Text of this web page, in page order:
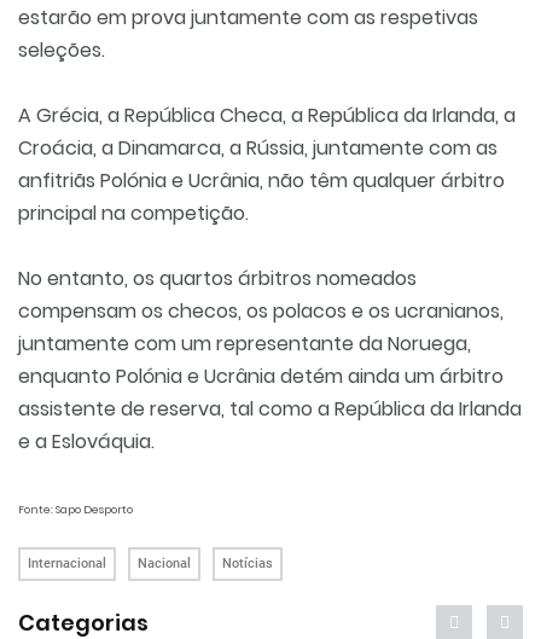
estarão em prova juntamente com as respetivas
seleções.
A Grécia, a República Checa, a República da Irlanda, a
Croácia, a Dinamarca, a Rússia, juntamente com as
anfitriãs Polónia e Ucrânia, não têm qualquer árbitro
principal na competição.
No entanto, os quartos árbitros nomeados
compensam os checos, os polacos e os ucranianos,
juntamente com um representante da Noruega,
enquanto Polónia e Ucrânia detém ainda um árbitro
assistente de reserva, tal como a República da Irlanda
e a Eslováquia.
Fonte: Sapo Desporto
Internacional Nacional Notícias
Categorias